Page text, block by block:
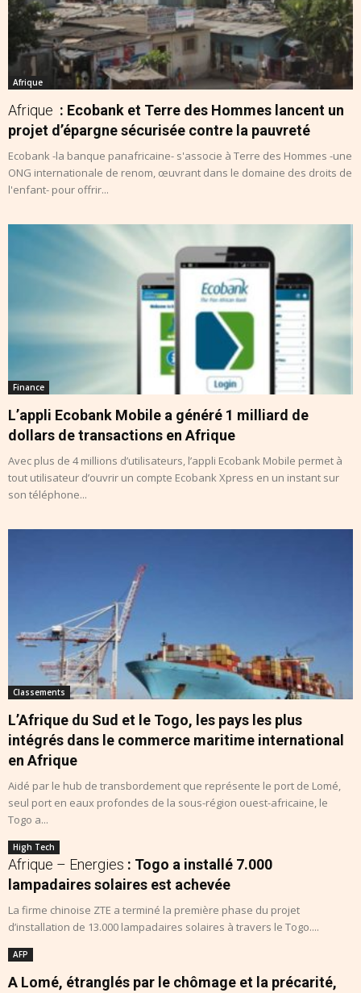
Afrique
Afrique : Ecobank et Terre des Hommes lancent un
projet d’épargne sécurisée contre la pauvreté
Ecobank -la banque panafricaine- s'associe à Terre des Hommes -une
ONG internationale de renom, œuvrant dans le domaine des droits de
l'enfant- pour offrir...
Finance
L’appli Ecobank Mobile a généré 1 milliard de
dollars de transactions en Afrique
Avec plus de 4 millions d’utilisateurs, l’appli Ecobank Mobile permet à
tout utilisateur d’ouvrir un compte Ecobank Xpress en un instant sur
son téléphone...
Classements
L’Afrique du Sud et le Togo, les pays les plus
intégrés dans le commerce maritime international
en Afrique
Aidé par le hub de transbordement que représente le port de Lomé,
seul port en eaux profondes de la sous-région ouest-africaine, le
Togo a...
High Tech
Afrique – Energies : Togo a installé 7.000
lampadaires solaires est achevée
La firme chinoise ZTE a terminé la première phase du projet
d’installation de 13.000 lampadaires solaires à travers le Togo....
AFP
A Lomé, étranglés par le chômage et la précarité,